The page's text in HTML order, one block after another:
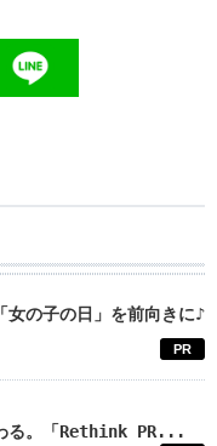
女の子の日」を前向きに♪
PR
る。「Rethink PR...